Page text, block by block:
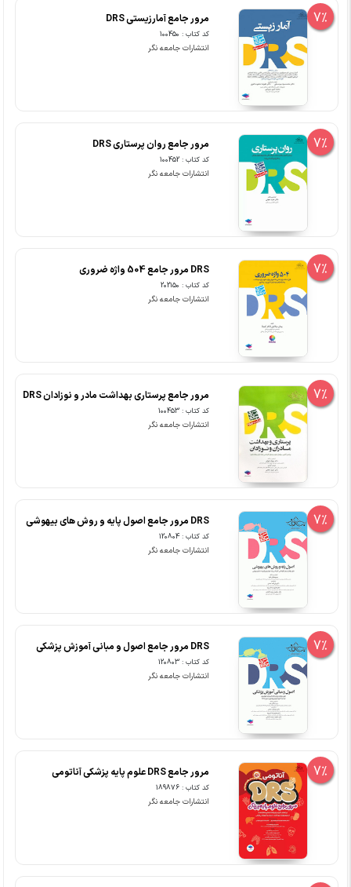
7% مرور جامع آمارزیستی DRS
کد کتاب : 100450
انتشارات جامعه نگر
7% مرور جامع روان پرستاری DRS
کد کتاب : 100452
انتشارات جامعه نگر
7% DRS مرور جامع 504 واژه ضروری
کد کتاب : 202150
انتشارات جامعه نگر
7% مرور جامع پرستاری بهداشت مادر و نوزادان DRS
کد کتاب : 100453
انتشارات جامعه نگر
7% DRS مرور جامع اصول پایه و روش های بیهوشی
کد کتاب : 120804
انتشارات جامعه نگر
7% DRS مرور جامع اصول و مبانی آموزش پزشکی
کد کتاب : 120803
انتشارات جامعه نگر
7% مرور جامع DRS علوم پایه پزشکی آناتومی
کد کتاب : 189876
انتشارات جامعه نگر